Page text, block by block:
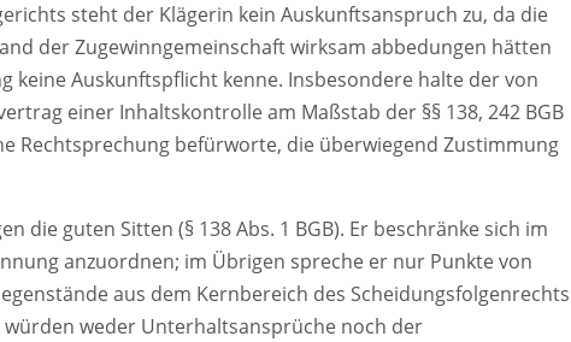
steht der Klägerin kein Auskunftsanspruch zu, da die
der Zugewinngemeinschaft wirksam abbedungen hätten
keine Auskunftspflicht kenne. Insbesondere halte der von
einer Inhaltskontrolle am Maßstab der §§ 138, 242 BGB
Rechtsprechung befürworte, die überwiegend Zustimmung
die guten Sitten (§ 138 Abs. 1 BGB). Er beschränke sich im
anzuordnen; im Übrigen spreche er nur Punkte von
aus dem Kernbereich des Scheidungsfolgenrechts
weder Unterhaltsansprüche noch der